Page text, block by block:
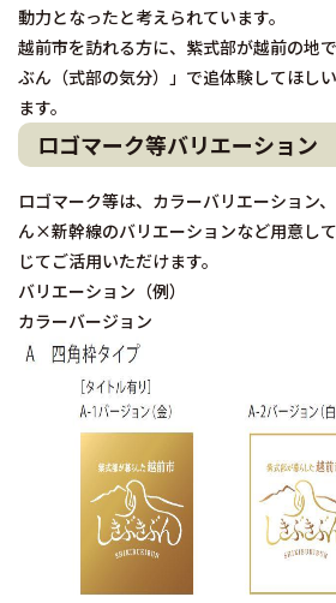
動力となったと考えられています。
越前市を訪れる方に、紫式部が越前の地
ぶん（式部の気分）」で追体験してほし
ます。
ロゴマーク等バリエーション
ロゴマーク等は、カラーバリエーション
ん×新幹線のバリエーションなど用意し
じてご活用いただけます。
バリエーション（例）
カラーバージョン